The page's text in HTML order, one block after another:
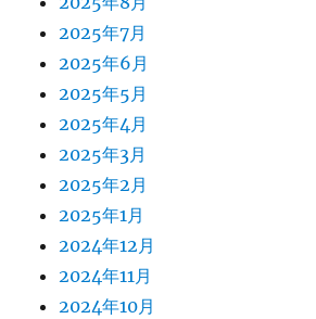
2025年7月
2025年6月
2025年5月
2025年4月
2025年3月
2025年2月
2025年1月
2024年12月
2024年11月
2024年10月